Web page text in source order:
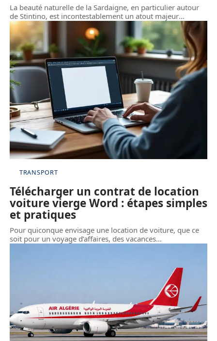
La beauté naturelle de la Sardaigne, en particulier autour
de Stintino, est incontestablement un atout majeur…
TRANSPORT
Télécharger un contrat de location
voiture vierge Word : étapes simples
et pratiques
Pour quiconque envisage une location de voiture, que ce
soit pour un voyage d’affaires, des vacances…